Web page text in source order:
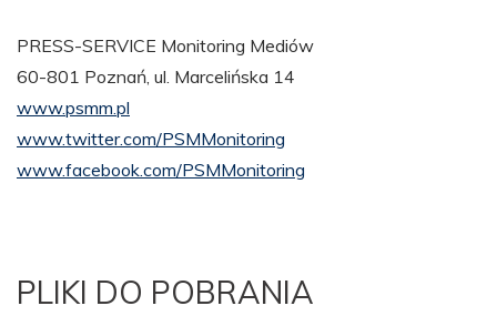
PRESS-SERVICE Monitoring Mediów
60-801 Poznań, ul. Marcelińska 14
www.psmm.pl
www.twitter.com/PSMMonitoring
www.facebook.com/PSMMonitoring
PLIKI DO POBRANIA